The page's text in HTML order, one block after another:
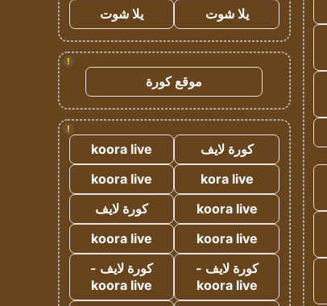
يلا شوت
يلا شوت
!
موقع كورة
!
كورة لايف
koora live
kora live
koora live
koora live
كورة لايف
koora live
koora live
كورة لايف -
koora live
كورة لايف -
koora live